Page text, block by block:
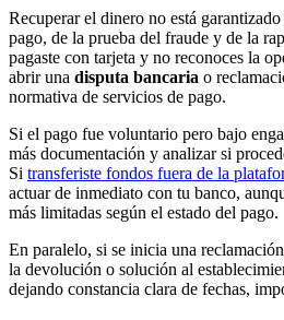
Recuperar el dinero no está
pago, de la prueba del fraude y de la
pagaste con tarjeta y no reconoces la
abrir una disputa bancaria o
normativa de servicios de pago.
Si el pago fue voluntario pero bajo
más documentación y analizar si
Si transferiste fondos fuera de la
actuar de inmediato con tu banco,
más limitadas según el estado del pago.
En paralelo, si se inicia una
la devolución o solución al
dejando constancia clara de fechas,